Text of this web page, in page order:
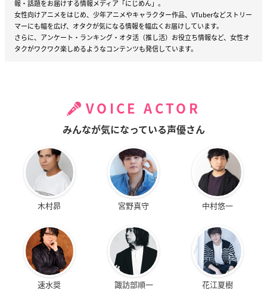
報・話題をお届けする情報メディア「にじめん」。
女性向けアニメをはじめ、少年アニメやキャラクター作品、VTuberなどストリー
マーにも幅を広げ、オタクが気になる情報を幅広くお届けしています。
さらに、アンケート・ランキング・オタ活（推し活）お役立ち情報など、女性オ
タクがワクワク楽しめるようなコンテンツも発信しています。
VOICE ACTOR
みんなが気になっている声優さん
木村昴 宮野真守 中村悠一
速水奨 諏訪部順一 花江夏樹